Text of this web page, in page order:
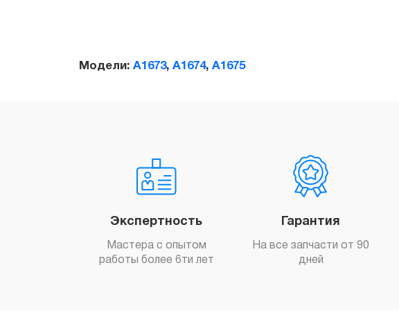
Модели: A1673, A1674, A1675
Экспертность
Мастера с опытом
работы более 6ти лет
Гарантия
На все запчасти от 90
дней